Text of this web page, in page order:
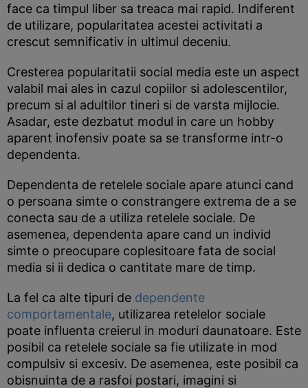
face ca timpul liber sa treaca mai rapid. Indiferent
de utilizare, popularitatea acestei activitati a
crescut semnificativ in ultimul deceniu.
Cresterea popularitatii social media este un aspect
valabil mai ales in cazul copiilor si adolescentilor,
precum si al adultilor tineri si de varsta mijlocie.
Asadar, este dezbatut modul in care un hobby
aparent inofensiv poate sa se transforme intr-o
dependenta.
Dependenta de retelele sociale apare atunci cand
o persoana simte o constrangere extrema de a se
conecta sau de a utiliza retelele sociale. De
asemenea, dependenta apare cand un individ
simte o preocupare coplesitoare fata de social
media si ii dedica o cantitate mare de timp.
La fel ca alte tipuri de dependente
comportamentale, utilizarea retelelor sociale
poate influenta creierul in moduri daunatoare. Este
posibil ca retelele sociale sa fie utilizate in mod
compulsiv si excesiv. De asemenea, este posibil ca
obisnuinta de a rasfoi postari, imagini si